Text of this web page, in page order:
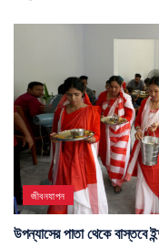
জীবনযাপন
উপন্যাসের পাতা থেকে বাস্তবে